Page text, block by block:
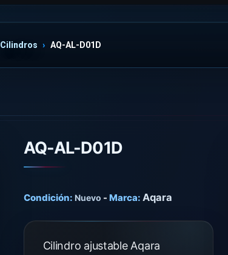
Cilindros AQ-AL-D01D
AQ-AL-D01D
Condición: Nuevo - Marca: Aqara
Cilindro ajustable Aqara